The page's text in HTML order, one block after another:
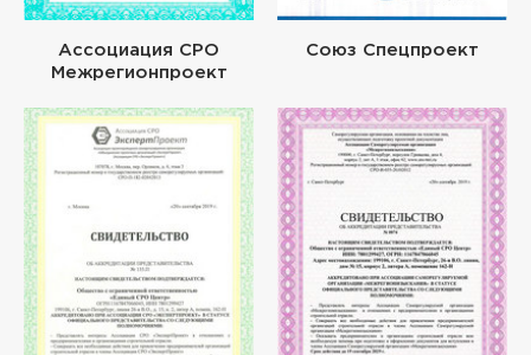
Ассоциация СРО
Межрегионпроект
Союз Спецпроект